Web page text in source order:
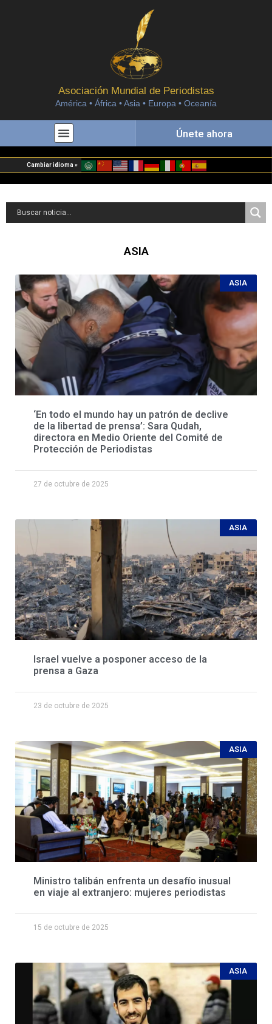
Asociación Mundial de Periodistas
América • África • Asia • Europa • Oceanía
Únete ahora
Cambiar idioma »
ASIA
ASIA
‘En todo el mundo hay un patrón de declive
de la libertad de prensa’: Sara Qudah,
directora en Medio Oriente del Comité de
Protección de Periodistas
27 de octubre de 2025
ASIA
Israel vuelve a posponer acceso de la
prensa a Gaza
23 de octubre de 2025
ASIA
Ministro talibán enfrenta un desafío inusual
en viaje al extranjero: mujeres periodistas
15 de octubre de 2025
ASIA